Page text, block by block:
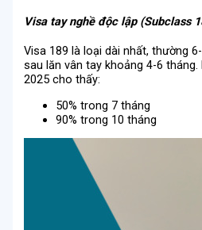
Visa tay nghề độc lập (Subclass
Visa 189 là loại dài nhất, thường
sau lăn vân tay khoảng 4-6
2025 cho thấy:
50% trong 7 tháng
90% trong 10 tháng